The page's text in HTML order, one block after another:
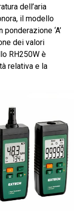
dell’aria
il modello
‘A’
dei valori
RH250W è
relativa e la